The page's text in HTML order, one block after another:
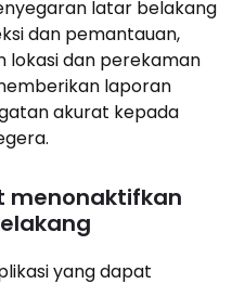
latar belakang
dan pemantauan,
lokasi dan perekaman
laporan
akurat kepada
menonaktifkan
yang dapat